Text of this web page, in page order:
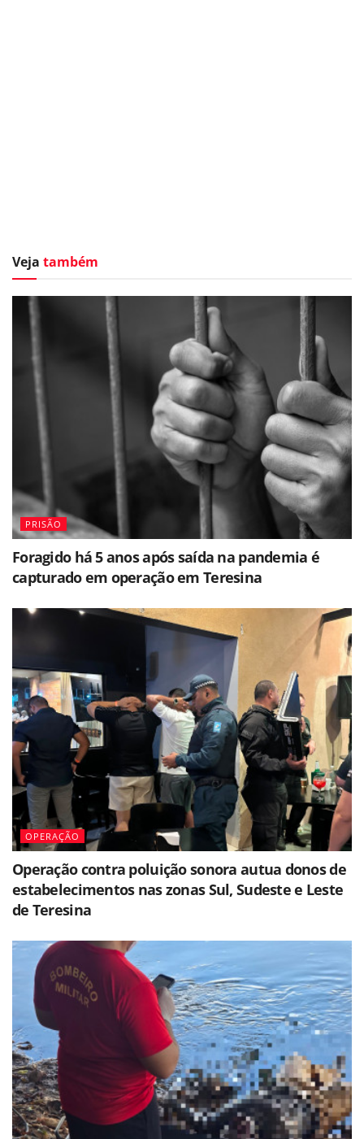
Veja também
PRISÃO
Foragido há 5 anos após saída na pandemia é
capturado em operação em Teresina
OPERAÇÃO
Operação contra poluição sonora autua donos de
estabelecimentos nas zonas Sul, Sudeste e Leste
de Teresina